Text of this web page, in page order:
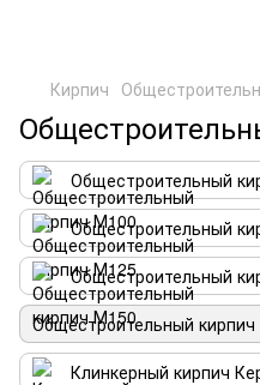
Кирпич
Общестроительный
Общестроительный
Общестроительный
Общестроительный
Клинкерный кирпич